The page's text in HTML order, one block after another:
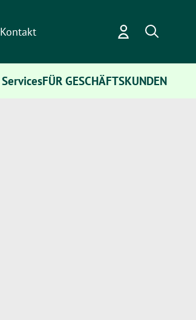
Kontakt
ServicesFÜR GESCHÄFTSKUNDEN